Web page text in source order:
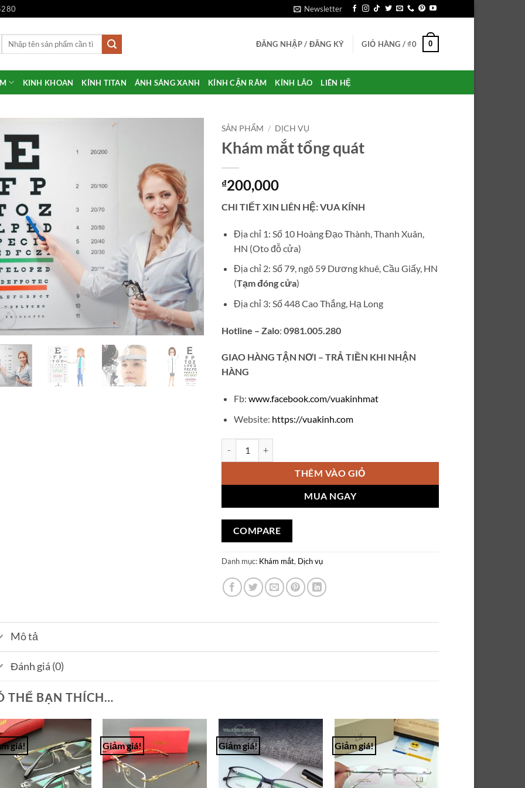
Newsletter
Tìm
ĐĂNG NHẬP / ĐĂNG KÝ GIỎ HÀNG /₫0 0
KINH KHOAN KÍNH TITAN ÁNH SÁNG XANH KÍNH CẬN RÂM KÍNH LÃO LIÊN HỆ
Wishlist
SẢN PHẨM / DỊCH VỤ
Khám mắt tổng quát
₫200,000
CHI TIẾT XIN LIÊN HỆ: VUA KÍNH
Địa chỉ 1: Số 10 Hoàng Đạo Thành, Thanh Xuân,
HN (Oto đỗ cửa)
Địa chỉ 2: Số 79, ngõ 59 Dương khuê, Cầu Giấy, HN
(Tạm đóng cửa)
Địa chỉ 3: Số 448 Cao Thắng, Hạ Long
Hotline – Zalo:0981.005.280
GIAO HÀNG TẬN NƠI – TRẢ TIỀN KHI NHẬN
HÀNG
Fb:www.facebook.com/vuakinhmat
Website: https://vuakinh.com
THÊM VÀO GIỎ
MUA NGAY
COMPARE
Danh mục: Khám mắt, Dịch vụ
Mô tả
Đánh giá (0)
THỂ BẠN THÍCH…
giá!
Add to
Wishlist
Giảm giá!
Add to
Wishlist
Giảm giá!
Add to
Wishlist
Giảm giá!
Add to
Wishlist